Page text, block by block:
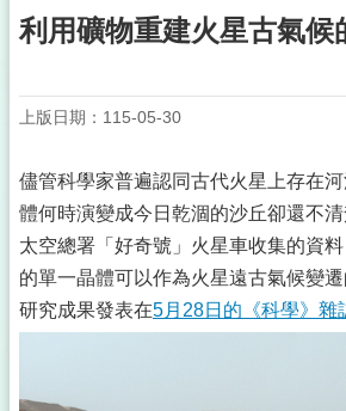
利用礦物重建火星古氣候
上版日期：115-05-30
儘管科學家普遍認同古代火星上存在
體何時演變成今日乾涸的沙丘卻還不
太空總署「好奇號」火星車收集的資
的單一晶體可以作為火星遠古氣候變
研究成果發表在5月28日的《科學》雜